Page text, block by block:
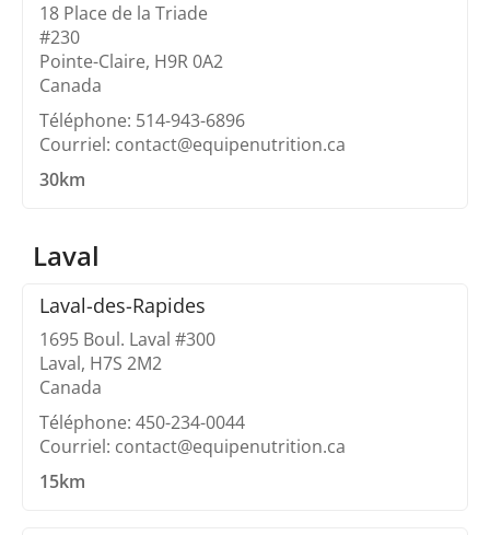
18 Place de la Triade
#230
Pointe-Claire, H9R 0A2
Canada
Téléphone: 514-943-6896
Courriel: contact@equipenutrition.ca
30km
Laval
Laval-des-Rapides
1695 Boul. Laval #300
Laval, H7S 2M2
Canada
Téléphone: 450-234-0044
Courriel: contact@equipenutrition.ca
15km